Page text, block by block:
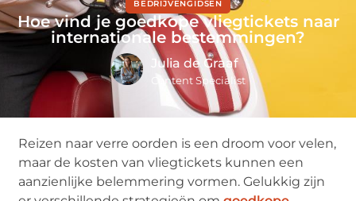
BEDRIJVENGIDSEN
Hoe vind je goedkope vliegtickets naar
internationale bestemmingen?
Julia de Graaf
Content Specialist
Reizen naar verre oorden is een droom voor velen,
maar de kosten van vliegtickets kunnen een
aanzienlijke belemmering vormen. Gelukkig zijn